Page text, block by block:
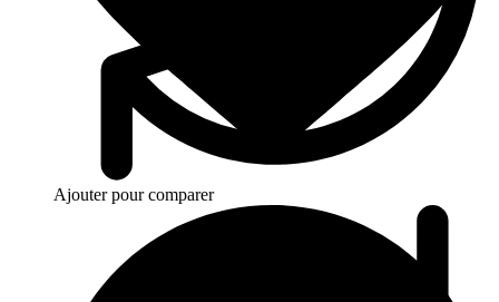
Ajouter pour comparer